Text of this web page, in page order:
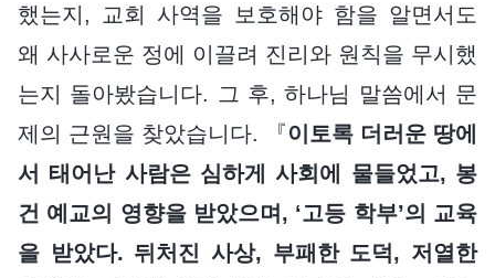
했는지, 교회 사역을 보호해야 함을 알면서도
왜 사사로운 정에 이끌려 진리와 원칙을 무시했
는지 돌아봤습니다. 그 후, 하나님 말씀에서 문
제의 근원을 찾았습니다. 『이토록 더러운 땅에
서 태어난 사람은 심하게 사회에 물들었고, 봉
건 예교의 영향을 받았으며, ‘고등 학부’의 교육
을 받았다. 뒤처진 사상, 부패한 도덕, 저열한